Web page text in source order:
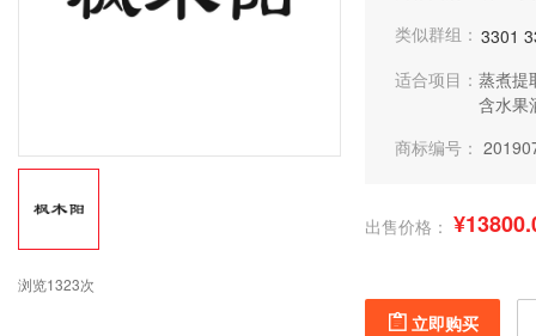
浏览1323次
类似群组： 3301
适合项目： 蒸煮提
含水果
商标编号：
出售价格：
立即购买